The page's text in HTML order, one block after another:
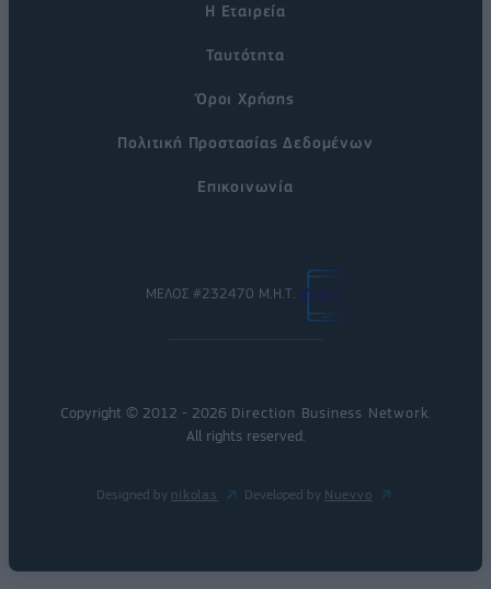
Η Εταιρεία
Ταυτότητα
Όροι Χρήσης
Πολιτική Προστασίας Δεδομένων
Επικοινωνία
ΜΕΛΟΣ #232470 Μ.Η.Τ.
Copyright © 2012 - 2026 Direction Business Network
All rights reserved.
Designed by nikolas Developed by Nuevvo